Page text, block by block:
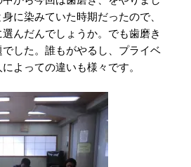
に染みていた時期だったので、
んだんでしょうか。でも歯磨き
した。誰もがやるし、プライベ
よっての違いも様々です。